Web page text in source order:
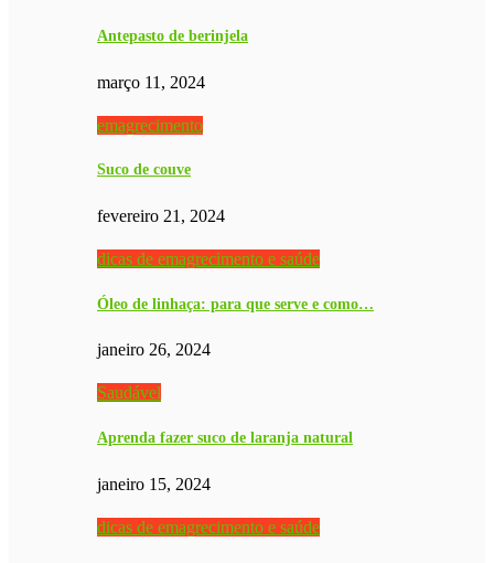
Antepasto de berinjela
março 11, 2024
emagrecimento
Suco de couve
fevereiro 21, 2024
dicas de emagrecimento e saúde
Óleo de linhaça: para que serve e como…
janeiro 26, 2024
Saudável
Aprenda fazer suco de laranja natural
janeiro 15, 2024
dicas de emagrecimento e saúde